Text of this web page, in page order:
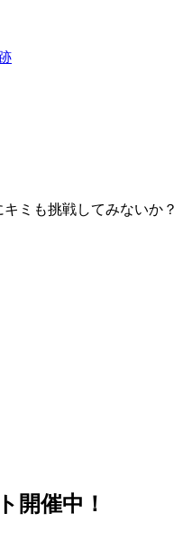
ミも挑戦してみないか？
開催中！